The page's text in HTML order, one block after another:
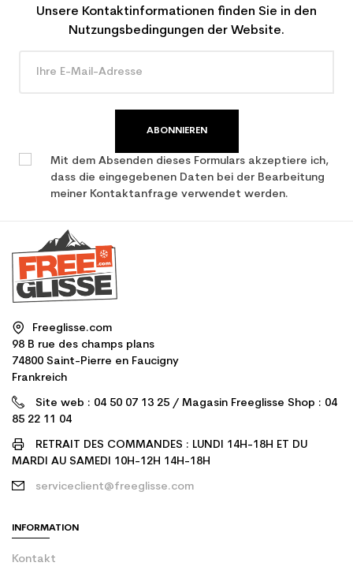
Unsere Kontaktinformationen finden Sie in den
Nutzungsbedingungen der Website.
ABONNIEREN
Mit dem Absenden dieses Formulars akzeptiere ich,
dass die eingegebenen Daten bei der Bearbeitung
meiner Kontaktanfrage verwendet werden.
Freeglisse.com
98 B rue des champs plans
74800 Saint-Pierre en Faucigny
Frankreich
Site web : 04 50 07 13 25 / Magasin Freeglisse Shop : 04
85 22 11 04
RETRAIT DES COMMANDES : LUNDI 14H-18H ET DU
MARDI AU SAMEDI 10H-12H 14H-18H
serviceclient@freeglisse.com
INFORMATION
Kontakt